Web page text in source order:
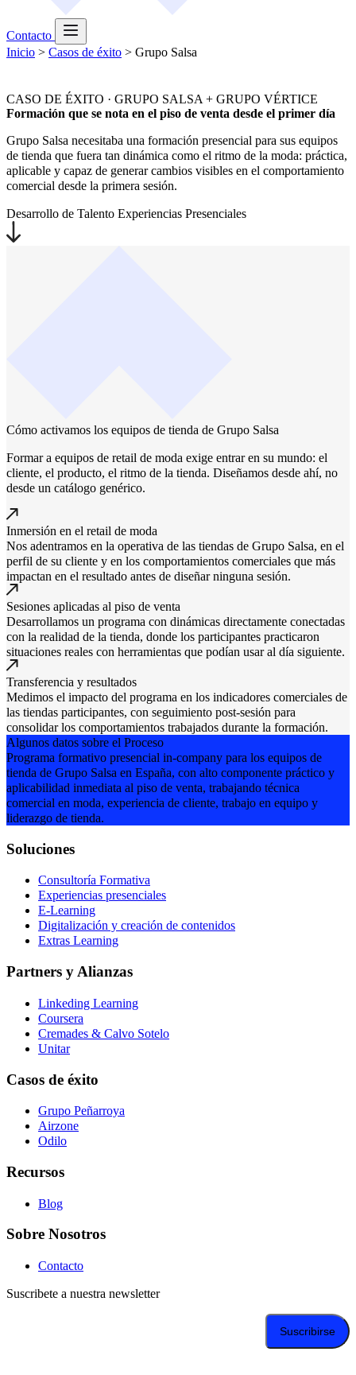
Contacto
Inicio > Casos de éxito > Grupo Salsa
CASO DE ÉXITO · GRUPO SALSA + GRUPO VÉRTICE
Formación que se nota en el piso de venta desde el primer día
Grupo Salsa necesitaba una formación presencial para sus equipos
de tienda que fuera tan dinámica como el ritmo de la moda: práctica,
aplicable y capaz de generar cambios visibles en el comportamiento
comercial desde la primera sesión.
Desarrollo de Talento Experiencias Presenciales
Cómo activamos los equipos de tienda de Grupo Salsa
Formar a equipos de retail de moda exige entrar en su mundo: el
cliente, el producto, el ritmo de la tienda. Diseñamos desde ahí, no
desde un catálogo genérico.
Inmersión en el retail de moda
Nos adentramos en la operativa de las tiendas de Grupo Salsa, en el
perfil de su cliente y en los comportamientos comerciales que más
impactan en el resultado antes de diseñar ninguna sesión.
Sesiones aplicadas al piso de venta
Desarrollamos un programa con dinámicas directamente conectadas
con la realidad de la tienda, donde los participantes practicaron
situaciones reales con herramientas que podían usar al día siguiente.
Transferencia y resultados
Medimos el impacto del programa en los indicadores comerciales de
las tiendas participantes, con seguimiento post-sesión para
consolidar los comportamientos trabajados durante la formación.
Algunos datos sobre el Proceso
Programa formativo presencial in-company para los equipos de
tienda de Grupo Salsa en España, con alto componente práctico y
aplicabilidad inmediata al piso de venta, trabajando técnica
comercial en moda, experiencia de cliente, trabajo en equipo y
liderazgo de tienda.
Soluciones
Consultoría Formativa
Experiencias presenciales
E-Learning
Digitalización y creación de contenidos
Extras Learning
Partners y Alianzas
Linkeding Learning
Coursera
Cremades & Calvo Sotelo
Unitar
Casos de éxito
Grupo Peñarroya
Airzone
Odilo
Recursos
Blog
Sobre Nosotros
Contacto
Suscribete a nuestra newsletter